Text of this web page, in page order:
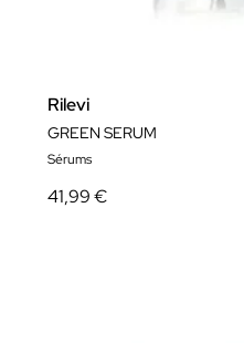
Rilevi
GREEN SERUM
Sérums
41,99 €